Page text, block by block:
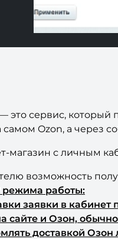
это сервис, который
Ozon, а через
магазин с личным
возможность
режима работы:
заявки в
сайте и Озон, обычно
доставкой Озон